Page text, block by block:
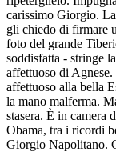
carissimo Giorgio.
gli chiedo di firmare
foto del grande
soddisfatta - stringe
affettuoso di
affettuoso alla bella
la mano malferma.
stasera. È in camera
Obama, tra i ricordi
Giorgio Napolitano.